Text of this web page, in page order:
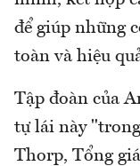
để giúp những
toàn và hiệu
Tập đoàn của
tự lái này
Thorp, Tổng